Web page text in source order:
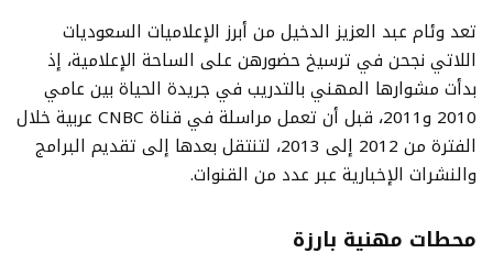
تعد وئام عبد العزيز الدخيل من أبرز الإعلاميات السعوديات
اللاتي نجحن في ترسيخ حضورهن على الساحة الإعلامية، إذ
بدأت مشوارها المهني بالتدريب في جريدة الحياة بين عامي
2010 و2011، قبل أن تعمل مراسلة في قناة CNBC عربية خلال
الفترة من 2012 إلى 2013، لتنتقل بعدها إلى تقديم البرامج
والنشرات الإخبارية عبر عدد من القنوات.
محطات مهنية بارزة